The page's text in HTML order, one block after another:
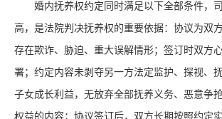
婚内抚养权约定同时满足以下全部条件，
高，是法院判决抚养权的重要依据：协议为双
存在欺诈、胁迫、重大误解情形；签订时双方
署；约定内容未剥夺另一方法定监护、探视、
子女成长利益，无放弃全部抚养义务、恶意争
权益的内容；协议签订后，双方长期按照约定